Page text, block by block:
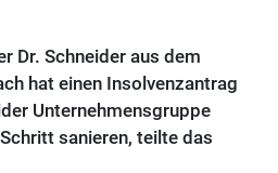
Dr. Schneider aus dem
hat einen Insolvenzantrag
Unternehmensgruppe
sanieren, teilte das